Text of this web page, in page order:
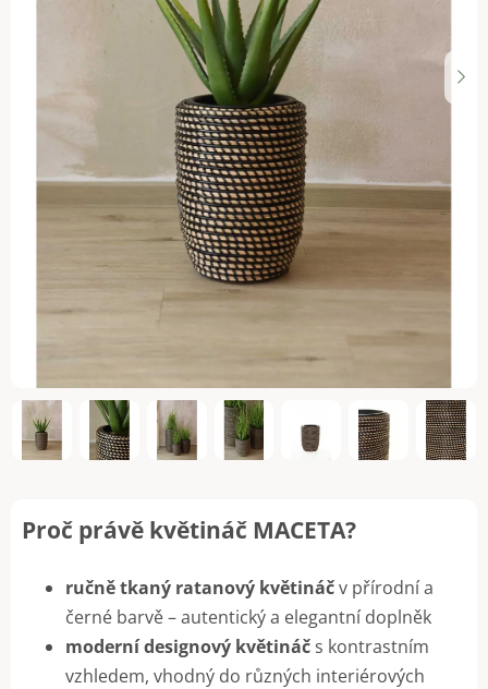
Proč právě květináč MACETA?
ručně tkaný ratanový květináčv přírodní a
černé barvě – autentický a elegantní doplněk
moderní designový květináč s kontrastním
vzhledem, vhodný do různých interiérových